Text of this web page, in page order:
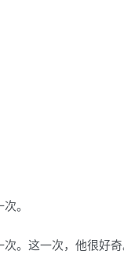
。
。这一次，他很好